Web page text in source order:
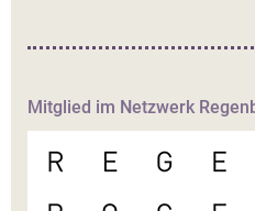
Mitglied im Netzwerk